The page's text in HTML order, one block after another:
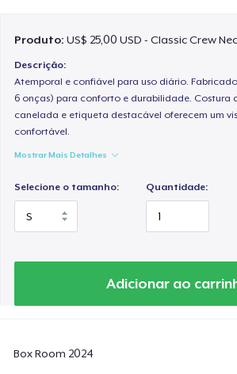
Produto:US$ 25,00 USD - Classic Crew
Descrição:
Atemporal e confiável para uso diário.
6 onças) para conforto e durabilidade. Costura
canelada e etiqueta destacável oferecem um
confortável.
Mostrar Mais Detalhes
Selecione o tamanho: Quantidade:
Adicionar ao
Box Room 2024